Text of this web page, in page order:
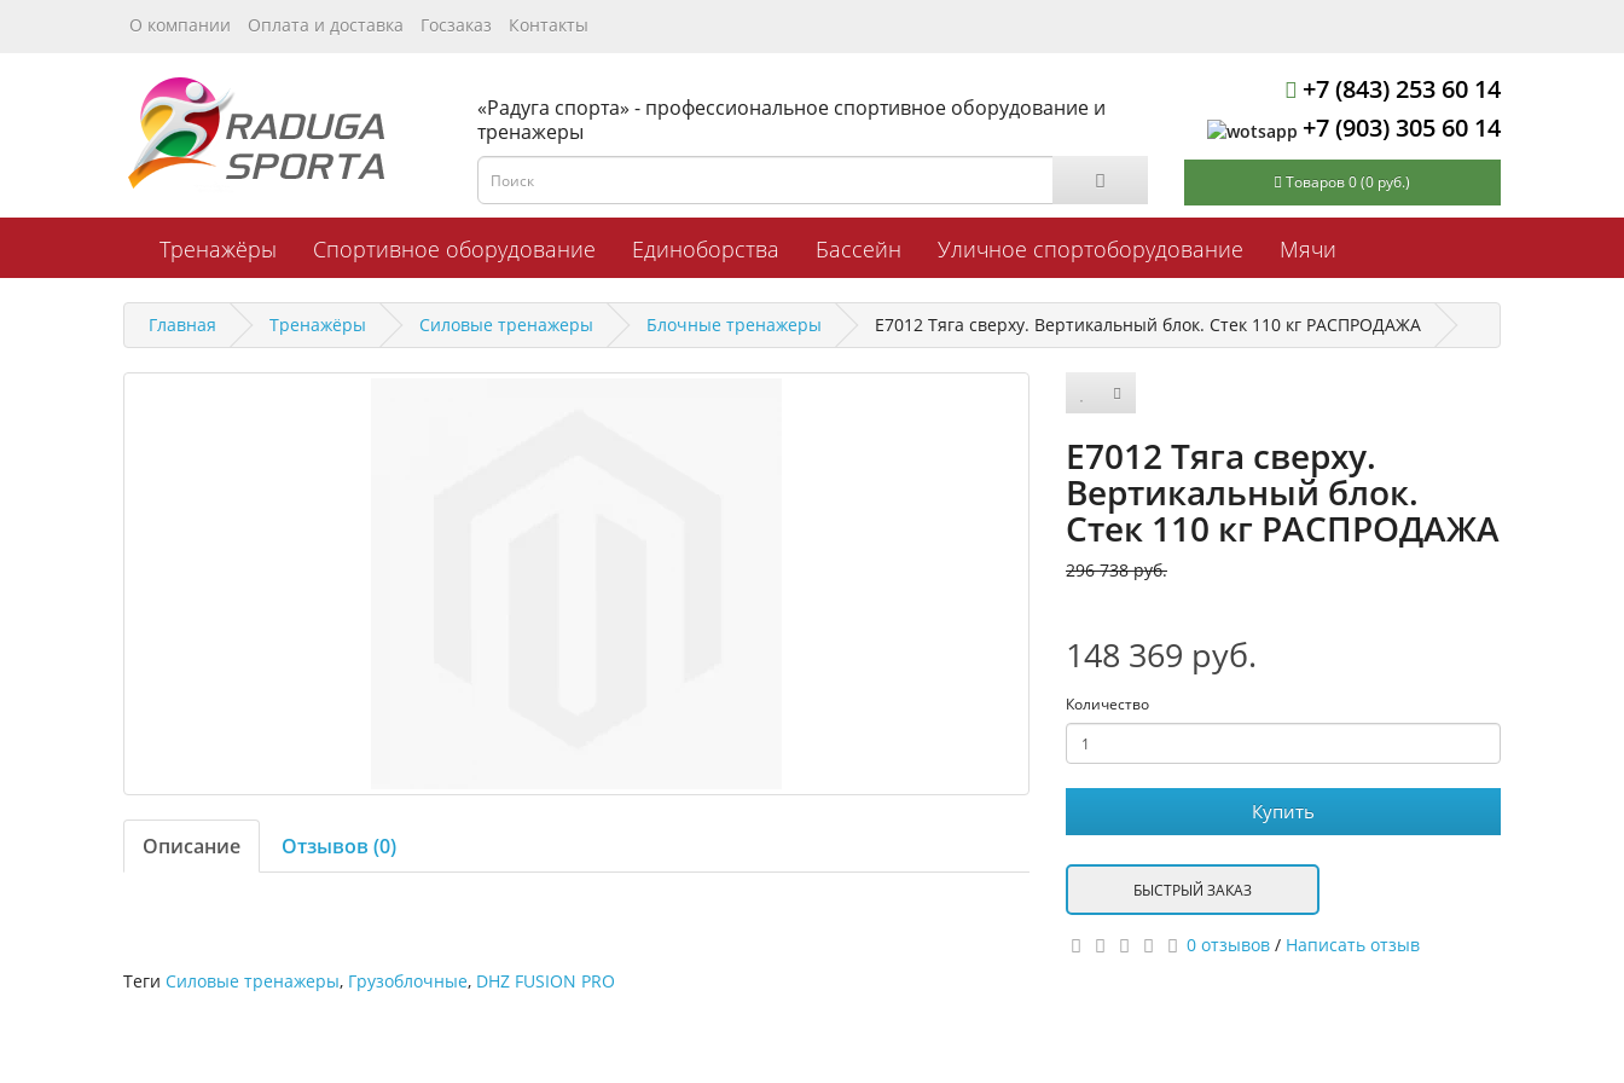
О компании Оплата и доставка Госзаказ Контакты
«Радуга спорта» - профессиональное спортивное оборудование и
тренажеры
+7 (843) 253 60 14
+7 (903) 305 60 14
Товаров 0 (0 руб.)
Тренажёры Спортивное оборудование Единоборства Бассейн Уличное спортоборудование Мячи
Главная Тренажёры Силовые тренажеры Блочные тренажеры E7012 Тяга сверху. Вертикальный блок. Стек 110 кг РАСПРОДАЖА
Описание Отзывов (0)
E7012 Тяга сверху.
Вертикальный блок.
Стек 110 кг РАСПРОДАЖА
296 738 руб.
148 369 руб.
Количество
Купить
БЫСТРЫЙ ЗАКАЗ
0 отзывов / Написать отзыв
Теги Силовые тренажеры, Грузоблочные, DHZ FUSION PRO